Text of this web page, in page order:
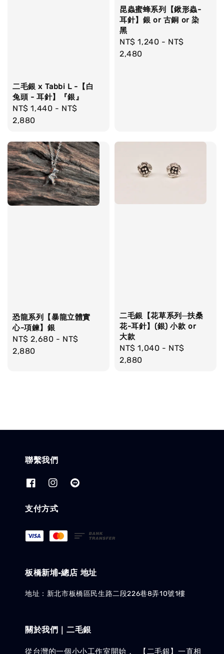
二毛銀 x Tabbi L -【白
兔頭 - 耳針】『銀』
Regular
price
NT$ 1,440 - NT$
2,880
昆蟲蜜蜂系列【鍬形蟲-
耳針】銀 or 古銅 or 染
黑
Regular
price
NT$ 1,240 - NT$
2,480
恐龍系列【暴龍立體實
心-項鍊】銀
Regular
price
NT$ 2,680 - NT$
2,880
二毛銀【花草系列─扶桑
花-耳針】(銀) 小款 or
大款
Regular
price
NT$ 1,040 - NT$
2,880
聯繫我們
支付方式
板橋新埔-總店 地址
地址：新北市板橋區民生路二段226巷8弄10號1樓
關於我們｜二毛銀
從台灣的一個小小工作室開始， 【二毛銀】一直相